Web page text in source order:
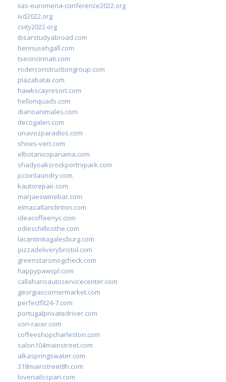
iias-euromena-conference2022.org
ivd2022.org
csity2022.org
ibsarstudyabroad.com
bennusehgall.com
tsecincinnati.com
roderconstructiongroup.com
plazabatai.com
hawkscayresort.com
hellonquads.com
diarioanimales.com
decogaleri.com
unavozparadios.com
shoes-vert.com
elbotanicopanama.com
shadyoaksrockportrvpark.com
jccoinlaundry.com
kautorepair.com
marjaeswinebar.com
elmazatlanclinton.com
ideacoffeenyc.com
odieschillicothe.com
lacantinitagalesburg.com
pizzadeliverybristol.com
greenstarsmogcheck.com
happypawspl.com
callahansautoservicecenter.com
georgiascornermarket.com
perfectfit24-7.com
portugalprivatedriver.com
von-racer.com
coffeeshopcharleston.com
salon104mainstreet.com
alkaspringswater.com
318mainstreet8h.com
lovenailsspari.com